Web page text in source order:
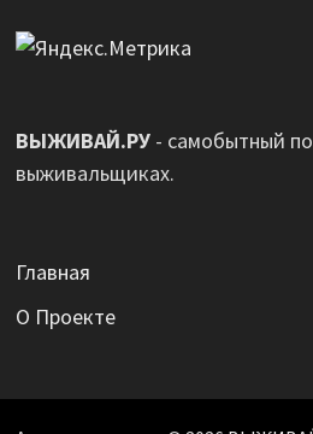
ВЫЖИВАЙ.РУ- самобытный
выживальщиках.
Главная
О Проекте